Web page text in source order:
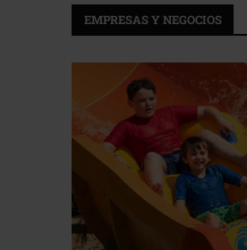
EMPRESAS Y NEGOCIOS